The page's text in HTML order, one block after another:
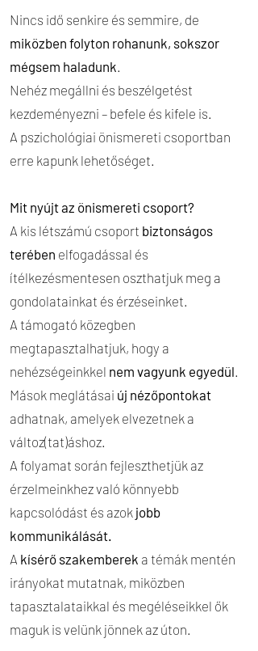
Nincs idő senkire és semmire, de
miközben folyton rohanunk, sokszor
mégsem haladunk.
Nehéz megállni és beszélgetést
kezdeményezni – befele és kifele is.
A pszichológiai önismereti csoportban
erre kapunk lehetőséget.
Mit nyújt az önismereti csoport?
A kis létszámú csoport biztonságos
terében elfogadással és
ítélkezésmentesen oszthatjuk meg a
gondolatainkat és érzéseinket.
A támogató közegben
megtapasztalhatjuk, hogy a
nehézségeinkkel nem vagyunk egyedül.
Mások meglátásai új nézőpontokat
adhatnak, amelyek elvezetnek a
változ(tat)áshoz.
A folyamat során fejleszthetjük az
érzelmeinkhez való könnyebb
kapcsolódást és azok jobb
kommunikálását.
A kísérő szakemberek a témák mentén
irányokat mutatnak, miközben
tapasztalataikkal és megéléseikkel ők
maguk is velünk jönnek az úton.